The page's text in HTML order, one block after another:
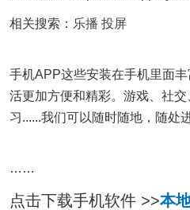
相关搜索： 乐播 投屏
手机APP这些安装在手机里面
活更加方便和精彩。游戏、社
习......我们可以随时随地，随处
……
点击下载手机软件 >>本